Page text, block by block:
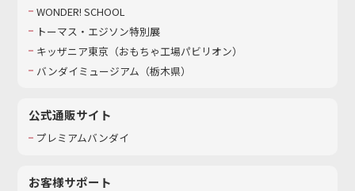
WONDER! SCHOOL
トーマス・エジソン特別展
キッザニア東京（おもちゃ工場パビリオン）​
バンダイミュージアム（栃木県）
公式通販サイト
プレミアムバンダイ
お客様サポート